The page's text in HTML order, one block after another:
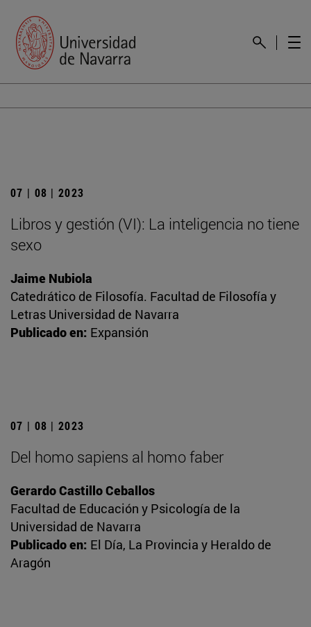
07 | 08 | 2023
Libros y gestión (VI): La inteligencia no tiene
sexo
Jaime Nubiola
Catedrático de Filosofía. Facultad de Filosofía y
Letras Universidad de Navarra
Publicado en: Expansión
07 | 08 | 2023
Del homo sapiens al homo faber
Gerardo Castillo Ceballos
Facultad de Educación y Psicología de la
Universidad de Navarra
Publicado en: El Día, La Provincia y Heraldo de
Aragón